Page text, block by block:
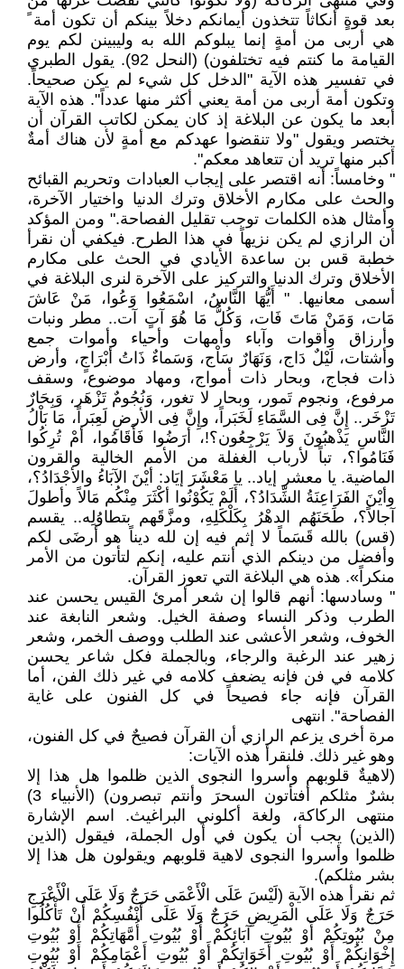
بعد قوةٍ أنكاثاً تتخذون أيمانكم دخلاً بينكم أن تكون أمة ً
هي أربى من أمةٍ إنما يبلوكم الله به وليبينن لكم يوم
القيامة ما كنتم فيه تختلفون) (النحل 92). يقول الطبري
في تفسير هذه الآية "الدخل كل شيء لم يكن صحيحاً.
وتكون أمة أربى من أمة يعني أكثر منها عدداً". هذه الآية
أبعد ما يكون عن البلاغة إذ كان يمكن لكاتب القرآن أن
يختصر ويقول "ولا تنقضوا عهدكم مع أمةٍ لأن هناك أمةٌ
أكبر منها تريد أن تتعاهد معكم".
" وخامساً: أنه اقتصر على إيجاب العبادات وتحريم القبائح
والحث على مكارم الأخلاق وترك الدنيا واختيار الآخرة،
وأمثال هذه الكلمات توجب تقليل الفصاحة." ومن المؤكد
أن الرازي لم يكن نزيهاً في هذا الطرح. فيكفي أن نقرأ
خطبة قس بن ساعدة الأيادي في الحث على مكارم
الأخلاق وترك الدنيا والتركيز على الآخرة لنرى البلاغة في
أسمى معانيها. " أَيُّهَا النَّاسُ، اسْمَعُوا وَعُوا، مَنْ عَاشَ
مَات، وَمَنْ مَاتَ فَات، وَكُلُّ مَا هُوَ آتٍ آت.. مطر ونبات
وأرزاق وأقوات وآباء وأمهات وأحياء وأموات جمع
وأشتات، لَيْلٌ دَاج، وَنَهَارٌ سَاْج، وَسَماءٌ ذَاتُ أبْرَاجٍ، وأرض
ذات فجاج، وبحار ذات أمواج، ومهاد موضوع، وسقف
مرفوع، ونجوم تَمور، وبحار لا تغور، وَنُجُومٌ تَزْهَر، وَبِحَارٌ
تَزْخَر.. إِنَّ فِى السَّمَاءِ لَخَبَراً، وإِنَّ فِى الأرضِ لَعِبَراً، مَا بَاْلُ
النَّاسِ يَذْهبُونَ وَلاَ يَرْجِعُون؟!، أرَضُوا فَأَقَامُوا، أمْ تُرِكُوا
فَنَامُوا؟، تباً لأرباب الغفلة من الأمم الخالية والقرون
الماضية. يا معشر إياد.. يا مَعْشَرَ إيَاد: أيْنَ الآبَاءُ والأجْدَادُ؟،
وأيْنَ الفَرَاعِنَةُ الشِّدَادُ؟، أَلَمْ يَكُوْنُوا أكْثَرَ مِنْكُم مَالاً وأطولَ
آجالاً؟، طَحَنَهُم الدهْرُ بِكَلْكَلِهِ، ومزَّقَهم بتطاوُلِه.. يقسم
(قس) بالله قَسَماً لا إثم فيه إن لله ديناً هو أرضَى لكم
وأفضل من دينكم الذي أنتم عليه، إنكم لتأتون من الأمر
منكراً». هذه هي البلاغة التي تعوز القرآن.
" وسادسها: أنهم قالوا إن شعر أمرئ القيس يحسن عند
الطرب وذكر النساء وصفة الخيل. وشعر النابغة عند
الخوف، وشعر الأعشى عند الطلب ووصف الخمر، وشعر
زهير عند الرغبة والرجاء، وبالجملة فكل شاعر يحسن
كلامه في فن فإنه يضعف كلامه في غير ذلك الفن، أما
القرآن فإنه جاء فصيحاً في كل الفنون على غاية
الفصاحة". انتهى
مرة أخرى يزعم الرازي أن القرآن فصيحٌ في كل الفنون،
وهو غير ذلك. فلنقرأ هذه الآيات:
(لاهيةٌ قلوبهم وأسروا النجوى الذين ظلموا هل هذا إلا
بشرٌ مثلكم أفتأتون السحرَ وأنتم تبصرون) (الأنبياء 3)
منتهى الركاكة، ولغة أكلوني البراغيث. اسم الإشارة
(الذين) يجب أن يكون في أول الجملة، فيقول (الذين
ظلموا وأسروا النجوى لاهية قلوبهم ويقولون هل هذا إلا
بشر مثلكم).
ثم نقرأ هذه الآية (لَيْسَ عَلَى الْأَعْمَى حَرَجٌ وَلَا عَلَى الْأَعْرَجِ
حَرَجٌ وَلَا عَلَى الْمَرِيضِ حَرَجٌ وَلَا عَلَى أَنْفُسِكُمْ أَنْ تَأْكُلُوا
مِنْ بُيُوتِكُمْ أَوْ بُيُوتِ آبَائِكُمْ أَوْ بُيُوتِ أُمَّهَاتِكُمْ أَوْ بُيُوتِ
إِخْوَانِكُمْ أَوْ بُيُوتِ أَخَوَاتِكُمْ أَوْ بُيُوتِ أَعْمَامِكُمْ أَوْ بُيُوتِ